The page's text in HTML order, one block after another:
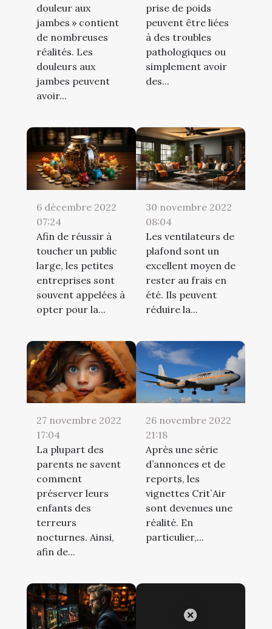
douleur aux
jambes » contient
de nombreuses
réalités. Les
douleurs aux
jambes peuvent
avoir...
prise de poids
peuvent être liées
à des troubles
pathologiques ou
simplement avoir
des...
6 décembre 2022
07:24
Afin de réussir à
toucher un public
large, les petites
entreprises sont
souvent appelées à
opter pour la...
30 novembre 2022
08:04
Les ventilateurs de
plafond sont un
excellent moyen de
rester au frais en
été. Ils peuvent
réduire la...
27 novembre 2022
17:04
La plupart des
parents ne savent
comment
préserver leurs
enfants des
terreurs
nocturnes. Ainsi,
afin de...
26 novembre 2022
21:18
Après une série
d’annonces et de
reports, les
vignettes Crit`Air
sont devenues une
réalité. En
particulier,...